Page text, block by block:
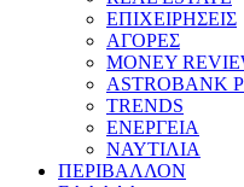
ΕΠΙΧΕΙΡΗΣΕΙΣ
ΑΓΟΡΕΣ
MONEY
ASTROBANK
TRENDS
ΕΝΕΡΓΕΙΑ
ΝΑΥΤΙΛΙΑ
ΠΕΡΙΒΑΛΛΟΝ